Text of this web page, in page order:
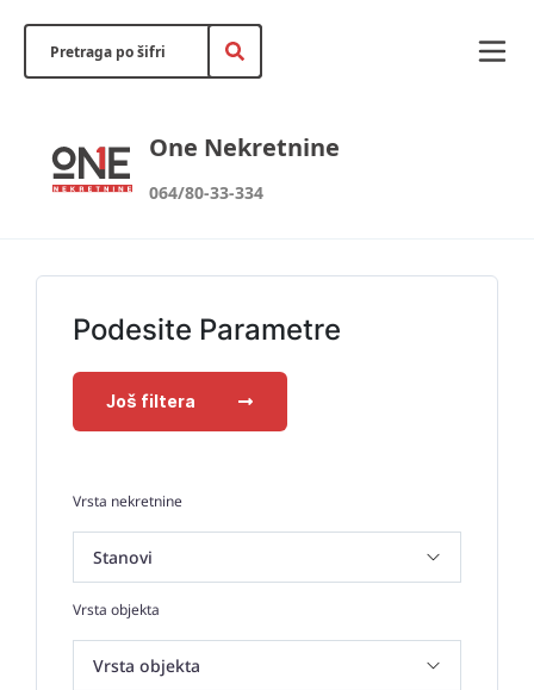
One Nekretnine
064/80-33-334
Podesite Parametre
Još filtera
Vrsta nekretnine
Vrsta objekta